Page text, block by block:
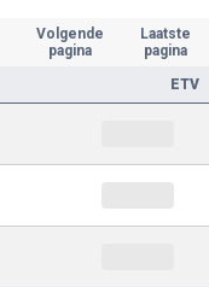
Volgende
pagina
Laatste
pagina
ETV